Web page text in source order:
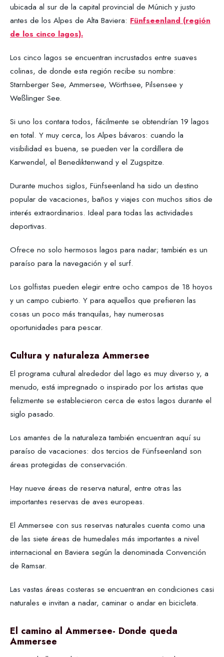
ubicada al sur de la capital provincial de Múnich y justo
antes de los Alpes de Alta Baviera: Fünfseenland (región
de los cinco lagos).
Los cinco lagos se encuentran incrustados entre suaves
colinas, de donde esta región recibe su nombre:
Starnberger See, Ammersee, Wörthsee, Pilsensee y
Weßlinger See.
Si uno los contara todos, fácilmente se obtendrían 19 lagos
en total. Y muy cerca, los Alpes bávaros: cuando la
visibilidad es buena, se pueden ver la cordillera de
Karwendel, el Benediktenwand y el Zugspitze.
Durante muchos siglos, Fünfseenland ha sido un destino
popular de vacaciones, baños y viajes con muchos sitios de
interés extraordinarios. Ideal para todas las actividades
deportivas.
Ofrece no solo hermosos lagos para nadar; también es un
paraíso para la navegación y el surf.
Los golfistas pueden elegir entre ocho campos de 18 hoyos
y un campo cubierto. Y para aquellos que prefieren las
cosas un poco más tranquilas, hay numerosas
oportunidades para pescar.
Cultura y naturaleza Ammersee
El programa cultural alrededor del lago es muy diverso y, a
menudo, está impregnado o inspirado por los artistas que
felizmente se establecieron cerca de estos lagos durante el
siglo pasado.
Los amantes de la naturaleza también encuentran aquí su
paraíso de vacaciones: dos tercios de Fünfseenland son
áreas protegidas de conservación.
Hay nueve áreas de reserva natural, entre otras las
importantes reservas de aves europeas.
El Ammersee con sus reservas naturales cuenta como una
de las siete áreas de humedales más importantes a nivel
internacional en Baviera según la denominada Convención
de Ramsar.
Las vastas áreas costeras se encuentran en condiciones casi
naturales e invitan a nadar, caminar o andar en bicicleta.
El camino al Ammersee- Donde queda
Ammersee